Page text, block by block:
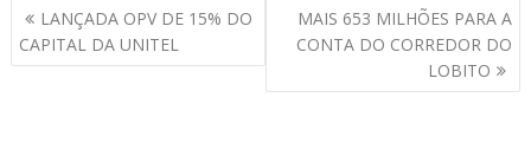
Navegação
de
artigos
LANÇADA OPV DE 15% DO
CAPITAL DA UNITEL
MAIS 653 MILHÕES PARA A
CONTA DO CORREDOR DO
LOBITO